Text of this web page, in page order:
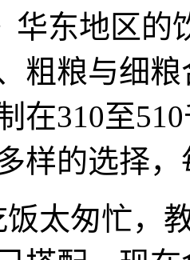
华东地区
粗粮与细
在310至
样的选择
饭太匆忙，